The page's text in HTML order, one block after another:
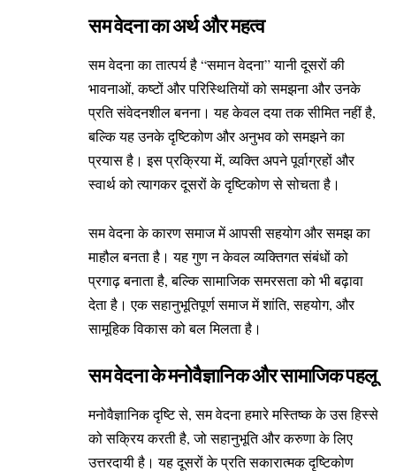
सम वेदना का अर्थ और महत्व
सम वेदना का तात्पर्य है “समान वेदना” यानी दूसरों की
भावनाओं, कष्टों और परिस्थितियों को समझना और उनके
प्रति संवेदनशील बनना। यह केवल दया तक सीमित नहीं है,
बल्कि यह उनके दृष्टिकोण और अनुभव को समझने का
प्रयास है। इस प्रक्रिया में, व्यक्ति अपने पूर्वाग्रहों और
स्वार्थ को त्यागकर दूसरों के दृष्टिकोण से सोचता है।
सम वेदना के कारण समाज में आपसी सहयोग और समझ का
माहौल बनता है। यह गुण न केवल व्यक्तिगत संबंधों को
प्रगाढ़ बनाता है, बल्कि सामाजिक समरसता को भी बढ़ावा
देता है। एक सहानुभूतिपूर्ण समाज में शांति, सहयोग, और
सामूहिक विकास को बल मिलता है।
सम वेदना के मनोवैज्ञानिक और सामाजिक पहलू
मनोवैज्ञानिक दृष्टि से, सम वेदना हमारे मस्तिष्क के उस हिस्से
को सक्रिय करती है, जो सहानुभूति और करुणा के लिए
उत्तरदायी है। यह दूसरों के प्रति सकारात्मक दृष्टिकोण